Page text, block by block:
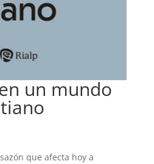
un mundo
que afecta hoy a